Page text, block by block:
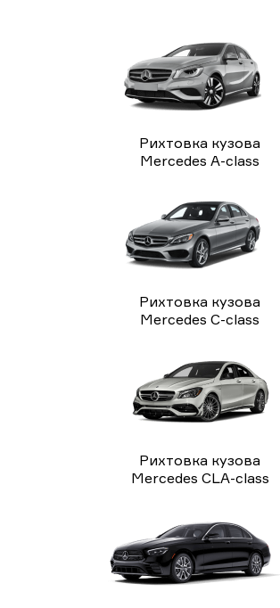
Рихтовка кузова
Mercedes A-class
Рихтовка кузова
Mercedes C-class
Рихтовка кузова
Mercedes CLA-class